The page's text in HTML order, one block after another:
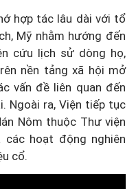
hợp tác lâu dài với tổ
Mỹ nhằm hướng đến
cứu lịch sử dòng họ,
nền tảng xã hội mở
vấn đề liên quan đến
Ngoài ra, Viện tiếp tục
Nôm thuộc Thư viện
các hoạt động nghiên
cổ.